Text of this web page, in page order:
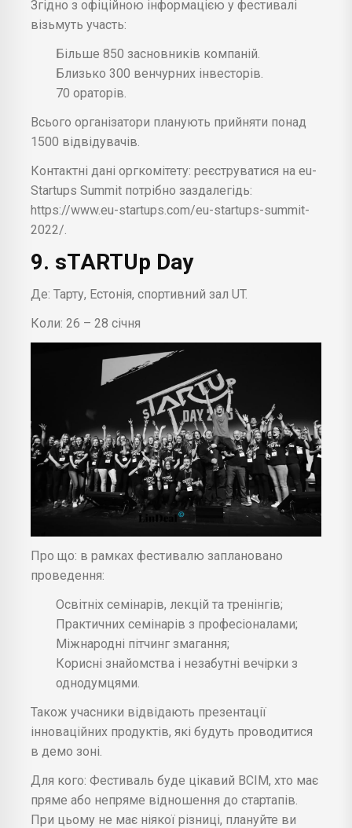
Згідно з офіційною інформацією у фестивалі
візьмуть участь:
Більше 850 засновників компаній.
Близько 300 венчурних інвесторів.
70 ораторів.
Всього організатори планують прийняти понад
1500 відвідувачів.
Контактні дані оргкомітету: реєструватися на eu-
Startups Summit потрібно заздалегідь:
https://www.eu-startups.com/eu-startups-summit-
2022/.
9. sTARTUp Day
Де: Тарту, Естонія, спортивний зал UT.
Коли: 26 – 28 січня
Про що: в рамках фестивалю заплановано
проведення:
Освітніх семінарів, лекцій та тренінгів;
Практичних семінарів з професіоналами;
Міжнародні пітчинг змагання;
Корисні знайомства і незабутні вечірки з
однодумцями.
Також учасники відвідають презентації
інноваційних продуктів, які будуть проводитися
в демо зоні.
Для кого: Фестиваль буде цікавий ВСІМ, хто має
пряме або непряме відношення до стартапів.
При цьому не має ніякої різниці, плануйте ви